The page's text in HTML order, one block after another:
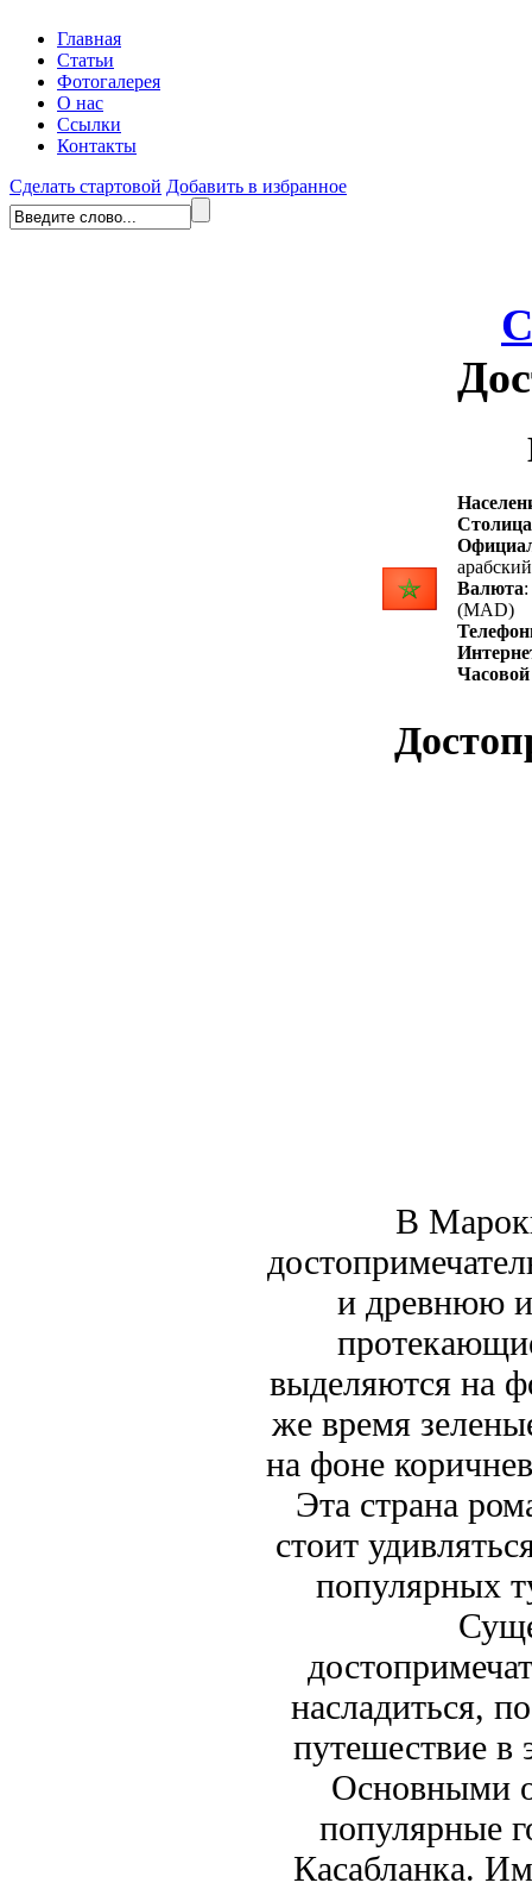
Главная
Статьи
Фотогалерея
О нас
Ссылки
Контакты
Сделать стартовой Добавить в избранное
Столица
Валюта
(MAD)
В
и древнюю
выделяются на
же время
на фоне
Эта страна
стоит
популярных
насладиться,
путешествие в
Основными
популярные
Касабланка.